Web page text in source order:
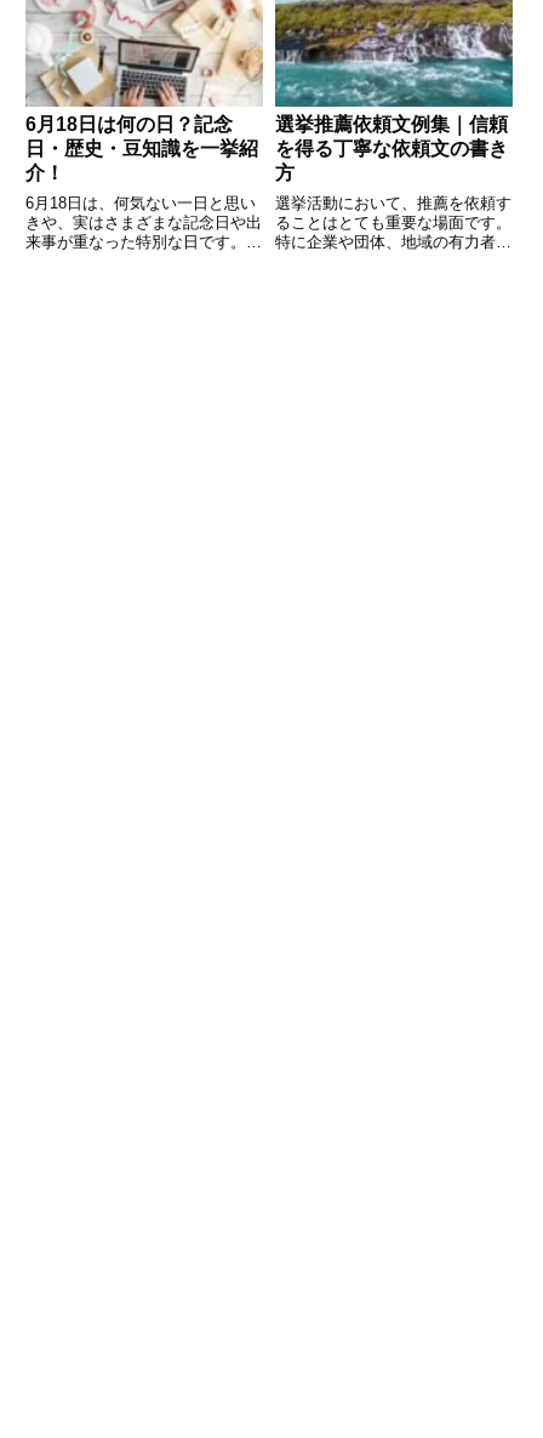
お願いするためのメールの文例を
10個ご紹介します。分かりやす
ります。本記事では、「エッジ」
の基本的な意味から、ビジネス
6月18日は何の日？記念
日・歴史・豆知識を一挙紹
介！
6月18日は、何気ない一日と思い
きや、実はさまざまな記念日や出
来事が重なった特別な日です。
選挙推薦依頼文例集｜信頼
を得る丁寧な依頼文の書き
方
選挙活動において、推薦を依頼す
ることはとても重要な場面です。
特に企業や団体、地域の有力者、